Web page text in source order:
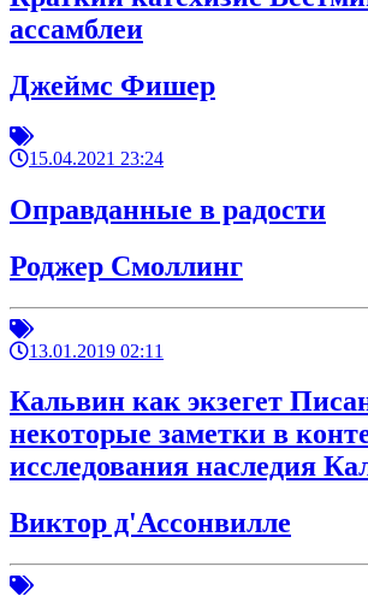
ассамблеи
Джеймс Фишер
15.04.2021 23:24
Оправданные в радости
Роджер Смоллинг
13.01.2019 02:11
Кальвин как экзегет
некоторые заметки в
исследования наследия
Виктор д'Ассонвилле